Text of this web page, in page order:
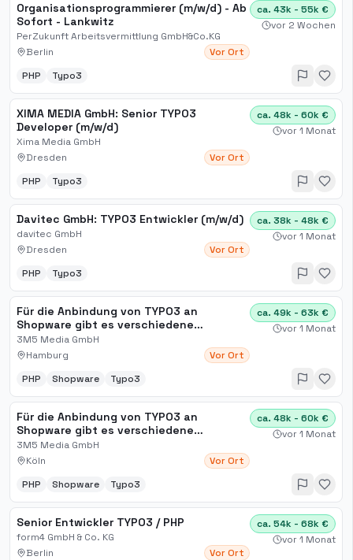
Organisationsprogrammierer (m/w/d) - Ab
Sofort - Lankwitz
PerZukunft Arbeitsvermittlung GmbH&Co.KG
Berlin
Vor Ort
ca. 43k - 55k €
vor 2 Wochen
PHP Typo3
XIMA MEDIA GmbH: Senior TYPO3
Developer (m/w/d)
Xima Media GmbH
Dresden
Vor Ort
ca. 48k - 60k €
vor 1 Monat
PHP Typo3
Davitec GmbH: TYPO3 Entwickler (m/w/d)
davitec GmbH
Dresden
Vor Ort
ca. 38k - 48k €
vor 1 Monat
PHP Typo3
Für die Anbindung von TYPO3 an
Shopware gibt es verschiedene
Möglichkeiten
3M5 Media GmbH
Hamburg
Vor Ort
ca. 49k - 63k €
vor 1 Monat
PHP Shopware Typo3
Für die Anbindung von TYPO3 an
Shopware gibt es verschiedene
Möglichkeiten
3M5 Media GmbH
Köln
Vor Ort
ca. 48k - 60k €
vor 1 Monat
PHP Shopware Typo3
Senior Entwickler TYPO3 / PHP
form4 GmbH & Co. KG
Berlin
Vor Ort
ca. 54k - 68k €
vor 1 Monat